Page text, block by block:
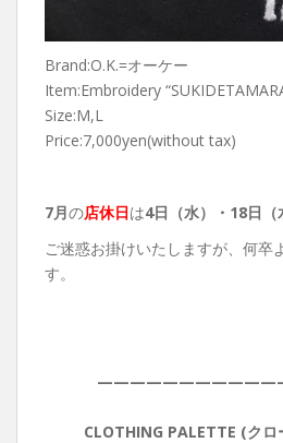
Brand:O.K.=オーケー
Item:Embroidery
Size:M,L
Price:7,000yen(without tax)
7月の店休日は4日（水）・18日（
ご迷惑お掛けいたしますが、何卒
す。
CLOTHING PALETTE (クロ